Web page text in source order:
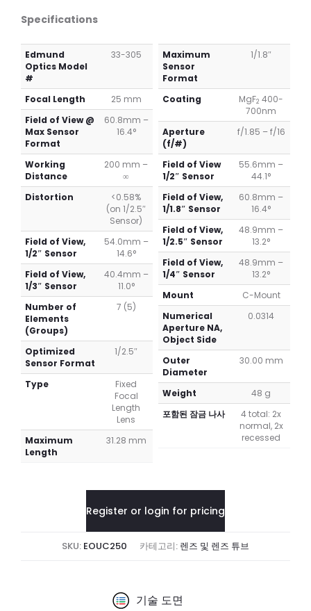
Specifications
Edmund
Optics Model
#
33-305
Focal Length
25 mm
Field of View @
Max Sensor
Format
60.8mm –
16.4°
Working
Distance
200 mm –
∞
Distortion
<0.58%
(on 1/2.5″
Sensor)
Field of View,
1/2″ Sensor
54.0mm –
14.6°
Field of View,
1/3″ Sensor
40.4mm –
11.0°
Number of
Elements
(Groups)
7 (5)
Optimized
Sensor Format
1/2.5″
Type
Fixed
Focal
Length
Lens
Maximum
Length
31.28 mm
Maximum
Sensor
Format
1/1.8″
Coating MgF2 400-
700nm
Aperture
(f/#)
f/1.85 – f/16
Field of View
1/2″ Sensor
55.6mm –
44.1°
Field of View,
1/1.8″ Sensor
60.8mm –
16.4°
Field of View,
1/2.5″ Sensor
48.9mm –
13.2°
Field of View,
1/4″ Sensor
48.9mm –
13.2°
Mount
C-Mount
Numerical
Aperture NA,
Object Side
0.0314
Outer
Diameter
30.00 mm
Weight
48 g
포함된 잠금 나사
4 total: 2x
normal, 2x
recessed
Register or login for pricing
SKU: EOUC250 카테고리: 렌즈 및 렌즈 튜브
기술 도면